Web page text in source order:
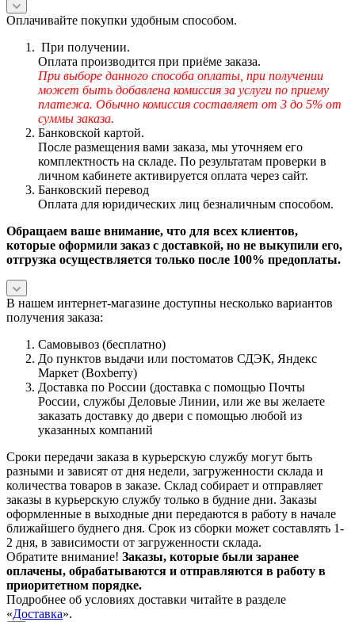
Оплачивайте покупки удобным способом.
При получении.
Оплата производится при приёме заказа.
При выборе данного способа оплаты, при получении
может быть добавлена комиссия за услуги по приему
платежа. Обычно комиссия составляет от 3 до 5% от
суммы заказа.
Банковской картой.
После размещения вами заказа, мы уточняем его
комплектность на складе. По результатам проверки в
личном кабинете активируется оплата через сайт.
Банковский перевод
Оплата для юридических лиц безналичным способом.
Обращаем ваше внимание, что для всех клиентов,
которые оформили заказ с доставкой, но не выкупили его,
отгрузка осуществляется только после 100% предоплаты.
В нашем интернет-магазине доступны несколько вариантов
получения заказа:
Самовывоз (бесплатно)
До пунктов выдачи или постоматов СДЭК, Яндекс
Маркет (Boxberry)
Доставка по России (доставка с помощью Почты
России, службы Деловые Линии, или же вы желаете
заказать доставку до двери с помощью любой из
указанных компаний
Сроки передачи заказа в курьерскую службу могут быть
разными и зависят от дня недели, загруженности склада и
количества товаров в заказе. Склад собирает и отправляет
заказы в курьерскую службу только в будние дни. Заказы
оформленные в выходные дни передаются в работу в начале
ближайшего буднего дня. Срок из сборки может составлять 1-
2 дня, в зависимости от загруженности склада.
Обратите внимание! Заказы, которые были заранее
оплачены, обрабатываются и отправляются в работу в
приоритетном порядке.
Подробнее об условиях доставки читайте в разделе
«Доставка».